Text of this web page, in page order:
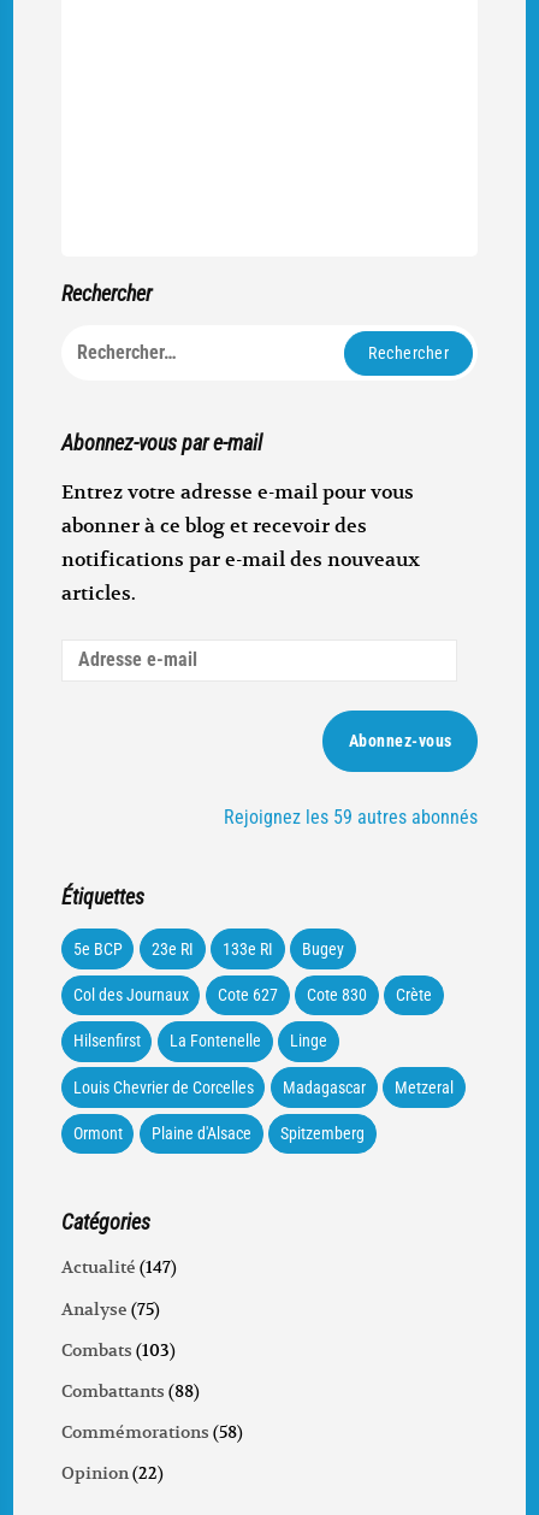
Rechercher
Rechercher :
Abonnez-vous par e-mail
Entrez votre adresse e-mail pour vous
abonner à ce blog et recevoir des
notifications par e-mail des nouveaux
articles.
Adresse
Abonnez-vous
Rejoignez les 59 autres abonnés
Étiquettes
5e BCP 23e RI 133e RI Bugey
Col des Journaux Cote 627 Cote 830 Crète
Hilsenfirst La Fontenelle Linge
Louis Chevrier de Corcelles Madagascar Metzeral
Ormont Plaine d'Alsace Spitzemberg
Catégories
Actualité (147)
Analyse (75)
Combats (103)
Combattants (88)
Commémorations (58)
Opinion(22)